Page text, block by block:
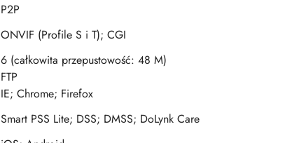
P2P
ONVIF (Profile S i T); CGI
6 (całkowita przepustowość: 48 M)
FTP
IE; Chrome; Firefox
Smart PSS Lite; DSS; DMSS; DoLynk Care